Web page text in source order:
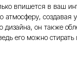
впишется в ваш
создавая
дизайна, он также
его можно